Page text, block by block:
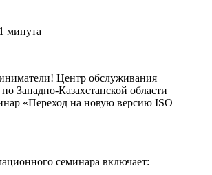
минута
Центр обслуживания
Западно-Казахстанской области
«Переход на новую версию ISO
семинара включает: